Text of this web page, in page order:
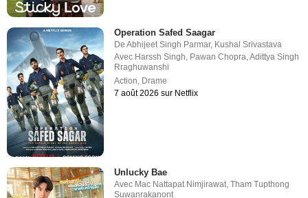
Operation Safed Saagar
DeAbhijeet Singh Parmar, Kushal Srivastava
Avec Harssh Singh, Pawan Chopra,Adittya Singh
Rraghuwanshi
Action, Drame
7 août 2026 sur Netflix
Unlucky Bae
Avec Mac Nattapat Nimjirawat ,Tham Tupthong
Suwanrakanont